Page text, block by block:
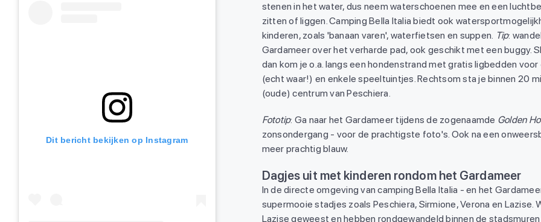
stenen in het water, dus neem waterschoenen mee en een
zitten of liggen. Camping Bella Italia biedt ook
kinderen, zoals 'banaan varen', waterfietsen en suppen. Tip:
Gardameer over het verharde pad, ook geschikt met een buggy.
dan kom je o.a. langs een hondenstrand met gratis ligbedden voor
(echt waar!) en enkele speeltuintjes. Rechtsom sta je binnen 20
(oude) centrum van Peschiera.
Fototip: Ga naar het Gardameer tijdens de zogenaamde Golden
zonsondergang - voor de prachtigste foto's. Ook na een
meer prachtig blauw.
Dagjes uit met kinderen rondom het Gardameer
In de directe omgeving van camping Bella Italia - en het
supermooie stadjes zoals Peschiera, Sirmione, Verona en Lazise.
Lazise geweest en hebben rondgewandeld binnen de
Dit bericht bekijken op Instagram